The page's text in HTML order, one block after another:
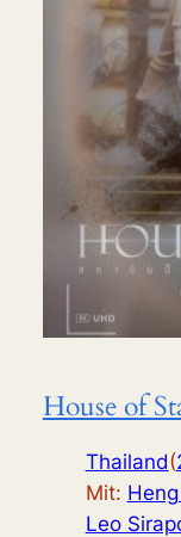
House of
Thailand(
Mit:
Leo